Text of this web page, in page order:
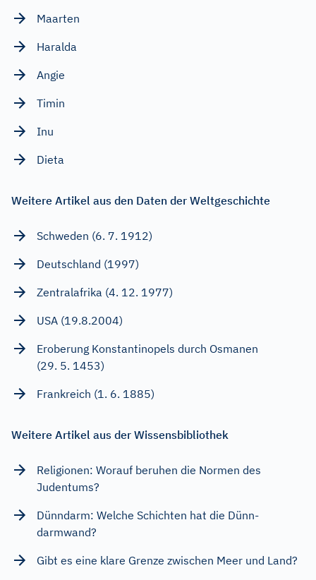
Maarten
Haralda
Angie
Timin
Inu
Dieta
Weitere Artikel aus den Daten der Weltgeschichte
Schweden (6. 7. 1912)
Deutschland (1997)
Zentralafrika (4. 12. 1977)
USA (19.8.2004)
Eroberung Konstantinopels durch Osmanen
(29. 5. 1453)
Frankreich (1. 6. 1885)
Weitere Artikel aus der Wissensbibliothek
Religionen: Worauf beruhen die Normen des
Judentums?
Dünndarm: Welche Schichten hat die Dünn-
darmwand?
Gibt es eine klare Grenze zwischen Meer und Land?